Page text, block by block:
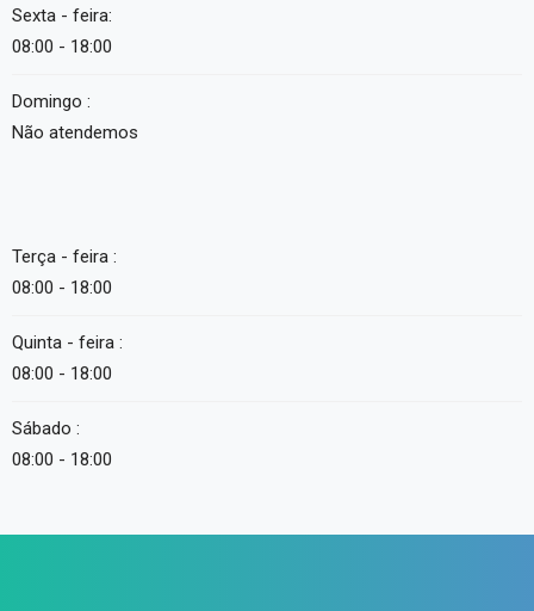
Sexta - feira:
08:00 - 18:00
Domingo :
Não atendemos
Terça - feira :
08:00 - 18:00
Quinta - feira :
08:00 - 18:00
Sábado :
08:00 - 18:00